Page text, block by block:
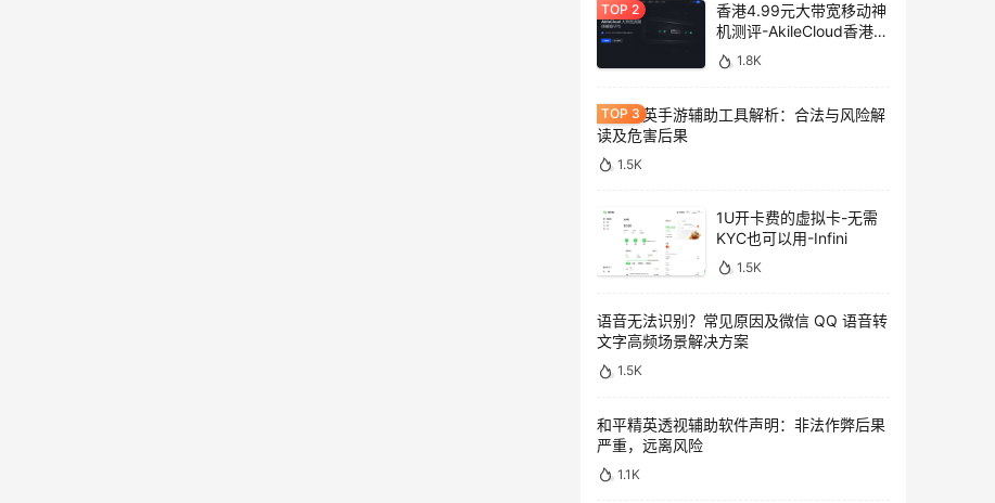
香港4.99元大带宽移动神
机测评-AkileCloud香港大
带宽服务器测评
1.8K
和平精英手游辅助工具解析：合法与风险解
读及危害后果
1.5K
1U开卡费的虚拟卡-无需
KYC也可以用-Infini
1.5K
语音无法识别？常见原因及微信 QQ 语音转
文字高频场景解决方案
1.5K
和平精英透视辅助软件声明：非法作弊后果
严重，远离风险
1.1K